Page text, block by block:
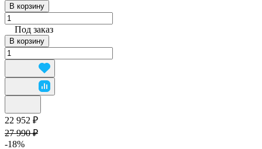
В корзину
Под заказ
В корзину
22 952 ₽
27 990 ₽
-18%